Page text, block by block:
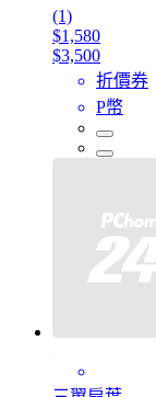
(1)
$1,580
$3,500
折價券
P幣